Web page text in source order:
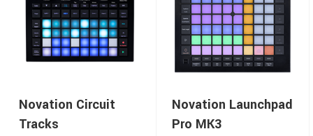
Novation Circuit
Tracks
Novation Launchpad
Pro MK3